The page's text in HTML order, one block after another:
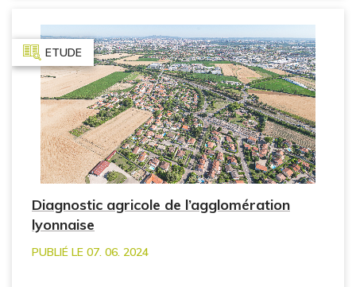
ETUDE
Diagnostic agricole de l’agglomération
lyonnaise
PUBLIÉ LE 07. 06. 2024